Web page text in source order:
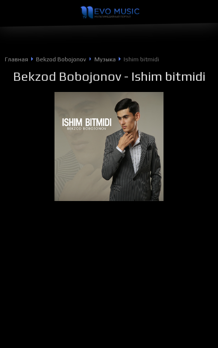
Главная Bekzod Bobojonov Музыка Ishim bitmidi
Bekzod Bobojonov- Ishim bitmidi